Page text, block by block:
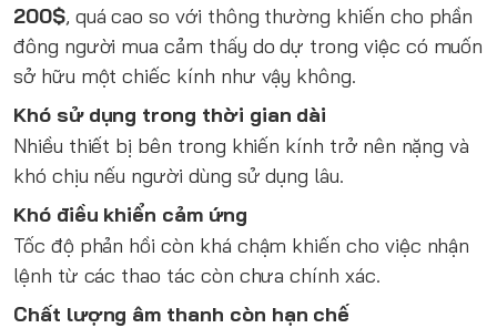
200$, quá cao so với thông thường khiến cho phần
đông người mua cảm thấy do dự trong việc có muốn
sở hữu một chiếc kính như vậy không.
Khó sử dụng trong thời gian dài
Nhiều thiết bị bên trong khiến kính trở nên nặng và
khó chịu nếu người dùng sử dụng lâu.
Khó điều khiển cảm ứng
Tốc độ phản hồi còn khá chậm khiến cho việc nhận
lệnh từ các thao tác còn chưa chính xác.
Chất lượng âm thanh còn hạn chế